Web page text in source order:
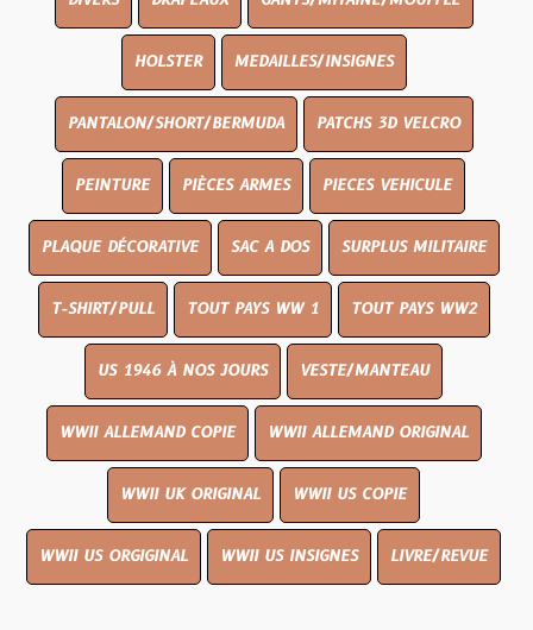
HOLSTER MEDAILLES/INSIGNES
PANTALON/SHORT/BERMUDA PATCHS 3D VELCRO
PEINTURE PIÈCES ARMES PIECES VEHICULE
PLAQUE DÉCORATIVE SAC A DOS SURPLUS MILITAIRE
T-SHIRT/PULL TOUT PAYS WW 1 TOUT PAYS WW2
US 1946 À NOS JOURS VESTE/MANTEAU
WWII ALLEMAND COPIE WWII ALLEMAND ORIGINAL
WWII UK ORIGINAL WWII US COPIE
WWII US ORGIGINAL WWII US INSIGNES LIVRE/REVUE